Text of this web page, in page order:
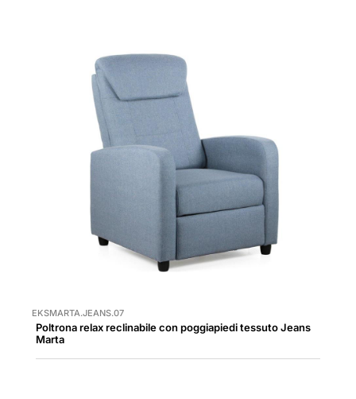
EKSMARTA.JEANS.07
Poltrona relax reclinabile con poggiapiedi tessuto Jeans
Marta